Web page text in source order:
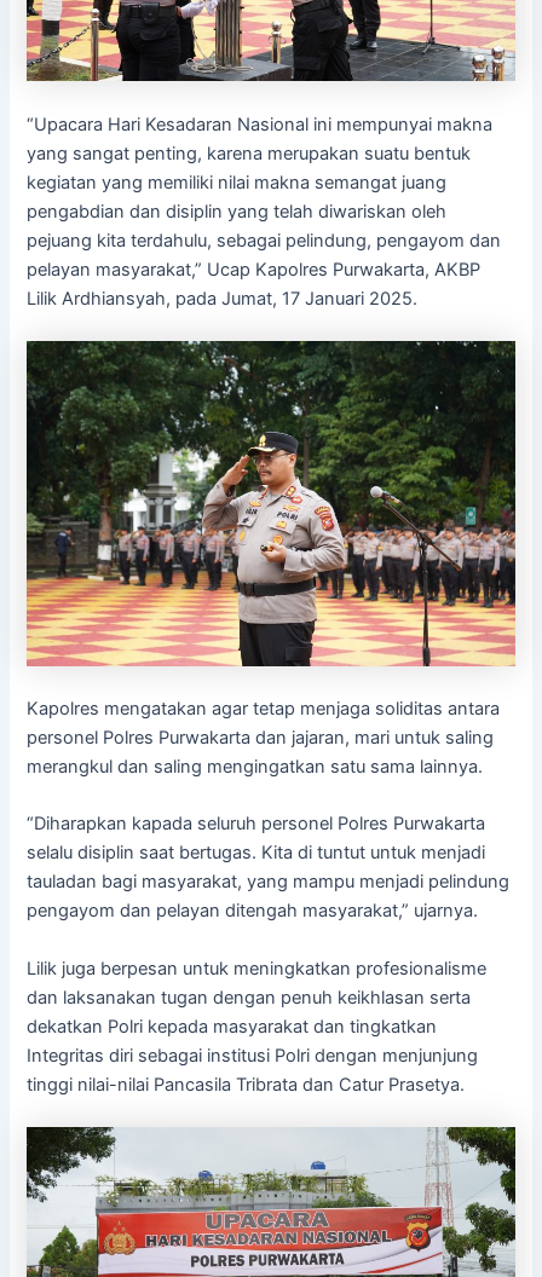
“Upacara Hari Kesadaran Nasional ini mempunyai makna
yang sangat penting, karena merupakan suatu bentuk
kegiatan yang memiliki nilai makna semangat juang
pengabdian dan disiplin yang telah diwariskan oleh
pejuang kita terdahulu, sebagai pelindung, pengayom dan
pelayan masyarakat,” Ucap Kapolres Purwakarta, AKBP
Lilik Ardhiansyah, pada Jumat, 17 Januari 2025.
Kapolres mengatakan agar tetap menjaga soliditas antara
personel Polres Purwakarta dan jajaran, mari untuk saling
merangkul dan saling mengingatkan satu sama lainnya.
“Diharapkan kapada seluruh personel Polres Purwakarta
selalu disiplin saat bertugas. Kita di tuntut untuk menjadi
tauladan bagi masyarakat, yang mampu menjadi pelindung
pengayom dan pelayan ditengah masyarakat,” ujarnya.
Lilik juga berpesan untuk meningkatkan profesionalisme
dan laksanakan tugan dengan penuh keikhlasan serta
dekatkan Polri kepada masyarakat dan tingkatkan
Integritas diri sebagai institusi Polri dengan menjunjung
tinggi nilai-nilai Pancasila Tribrata dan Catur Prasetya.